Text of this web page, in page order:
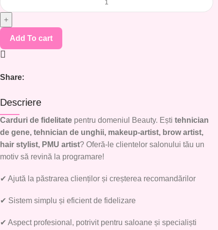
Add To cart
Share:
Descriere
Carduri de fidelitate pentru domeniul Beauty. Ești tehnician
de gene, tehnician de unghii, makeup-artist, brow artist,
hair stylist, PMU artist? Oferă-le clientelor salonului tău un
motiv să revină la programare!
✔ Ajută la păstrarea clienților și creșterea recomandărilor
✔ Sistem simplu și eficient de fidelizare
✔ Aspect profesional, potrivit pentru saloane și specialiști